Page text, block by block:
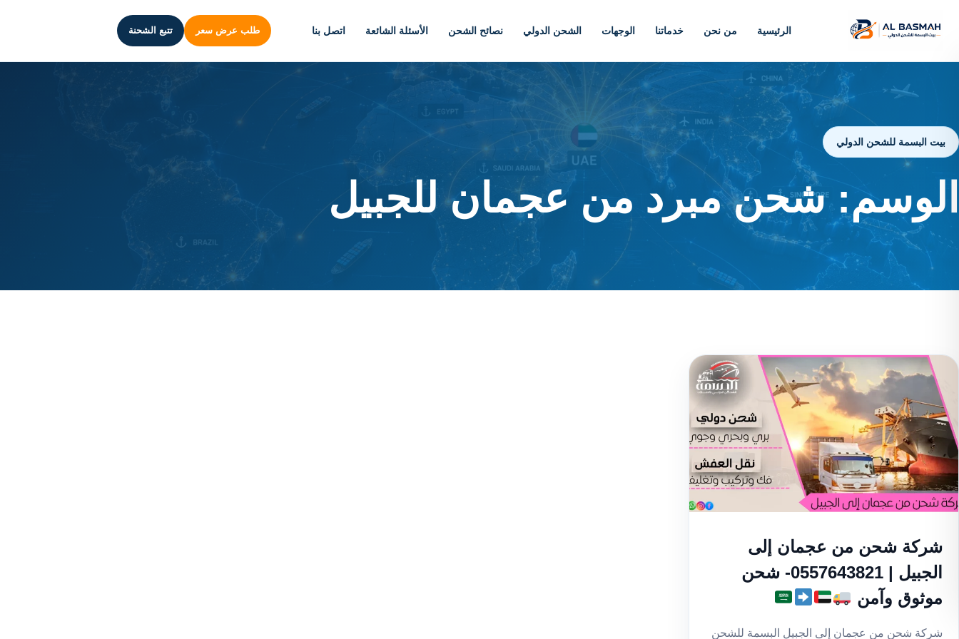
الرئيسية من نحن خدماتنا الوجهات الشحن الدولي نصائح الشحن الأسئلة الشائعة اتصل بنا طلب عرض سعر تتبع الشحنة
بيت البسمة للشحن الدولي
الوسم:شحن مبرد من عجمان للجبيل
شركة شحن من عجمان إلى
الجبيل | 0557643821- شحن
موثوق وآمن
شركة شحن من عجمان إلى الجبيل البسمة للشحن